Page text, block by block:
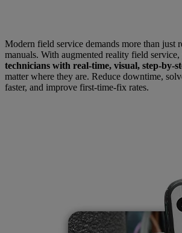
Modern field service demands more than just
manuals. With augmented reality field service,
technicians with real-time, visual, step-by-
matter where they are. Reduce downtime,
faster, and improve first-time-fix rates.